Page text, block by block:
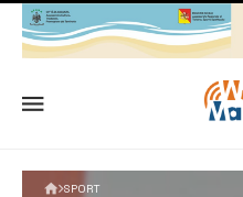
SPORT